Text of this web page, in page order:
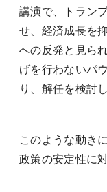
講演で、トラン
せ、経済成長を
への反発と見ら
げを行わないパ
り、解任を検討
このような動き
政策の安定性に